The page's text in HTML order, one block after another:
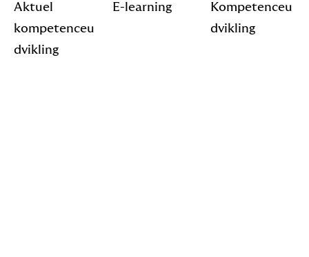
Aktuel
kompetenceu
dvikling
E-learning
Kompetenceu
dvikling